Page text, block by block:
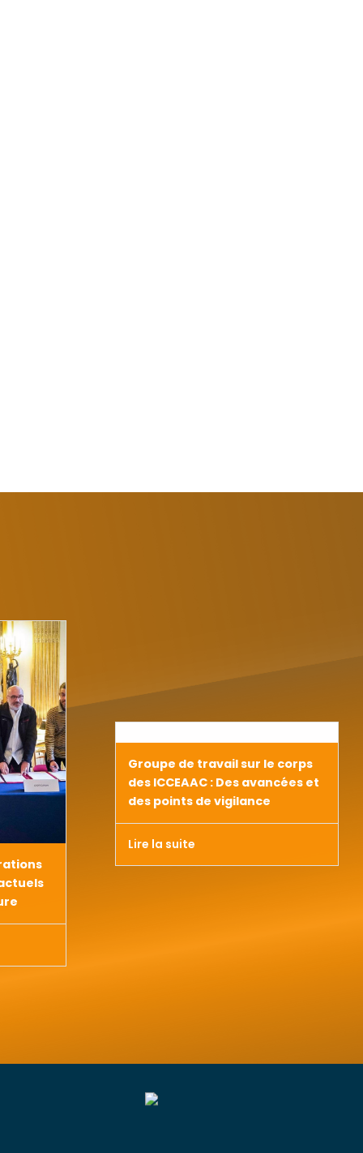
Groupe de travail sur le corps
des ICCEAAC : Des avancées et
des points de vigilance
Lire la suite